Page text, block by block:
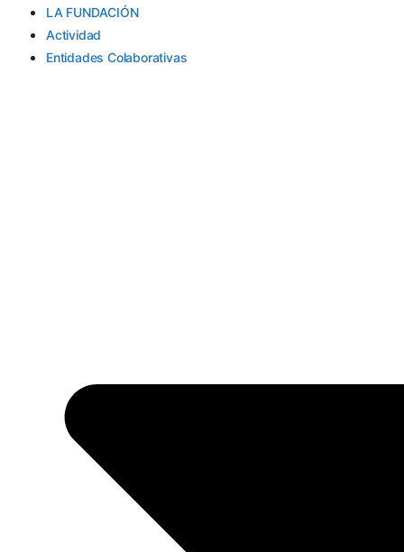
LA FUNDACIÓN
Actividad
Entidades Colaborativas